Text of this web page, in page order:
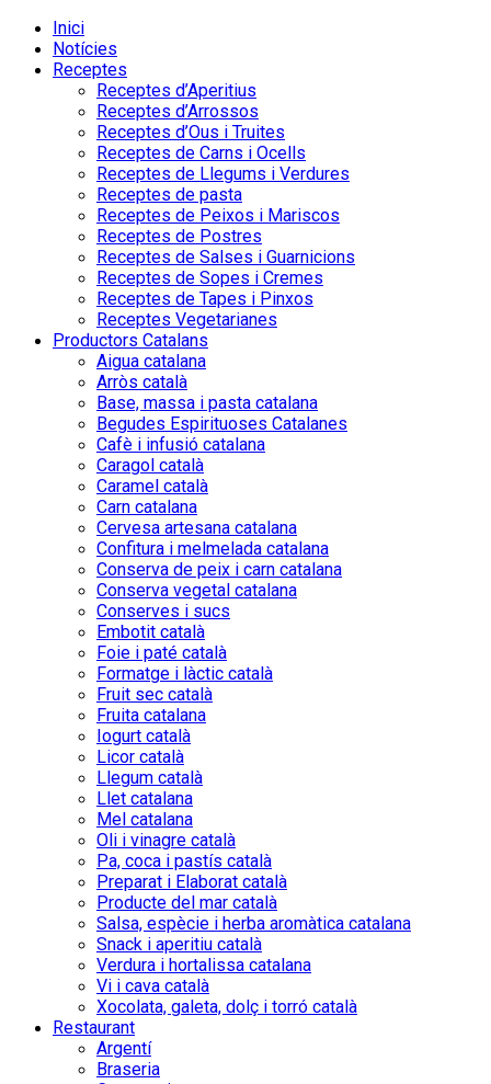
Inici
Notícies
Receptes
Receptes d’Aperitius
Receptes d’Arrossos
Receptes d’Ous i Truites
Receptes de Carns i Ocells
Receptes de Llegums i Verdures
Receptes de pasta
Receptes de Peixos i Mariscos
Receptes de Postres
Receptes de Salses i Guarnicions
Receptes de Sopes i Cremes
Receptes de Tapes i Pinxos
Receptes Vegetarianes
Productors Catalans
Aigua catalana
Arròs català
Base, massa i pasta catalana
Begudes Espirituoses Catalanes
Cafè i infusió catalana
Caragol català
Caramel català
Carn catalana
Cervesa artesana catalana
Confitura i melmelada catalana
Conserva de peix i carn catalana
Conserva vegetal catalana
Conserves i sucs
Embotit català
Foie i paté català
Formatge i làctic català
Fruit sec català
Fruita catalana
Iogurt català
Licor català
Llegum català
Llet catalana
Mel catalana
Oli i vinagre català
Pa, coca i pastís català
Preparat i Elaborat català
Producte del mar català
Salsa, espècie i herba aromàtica catalana
Snack i aperitiu català
Verdura i hortalissa catalana
Vi i cava català
Xocolata, galeta, dolç i torró català
Restaurant
Argentí
Braseria